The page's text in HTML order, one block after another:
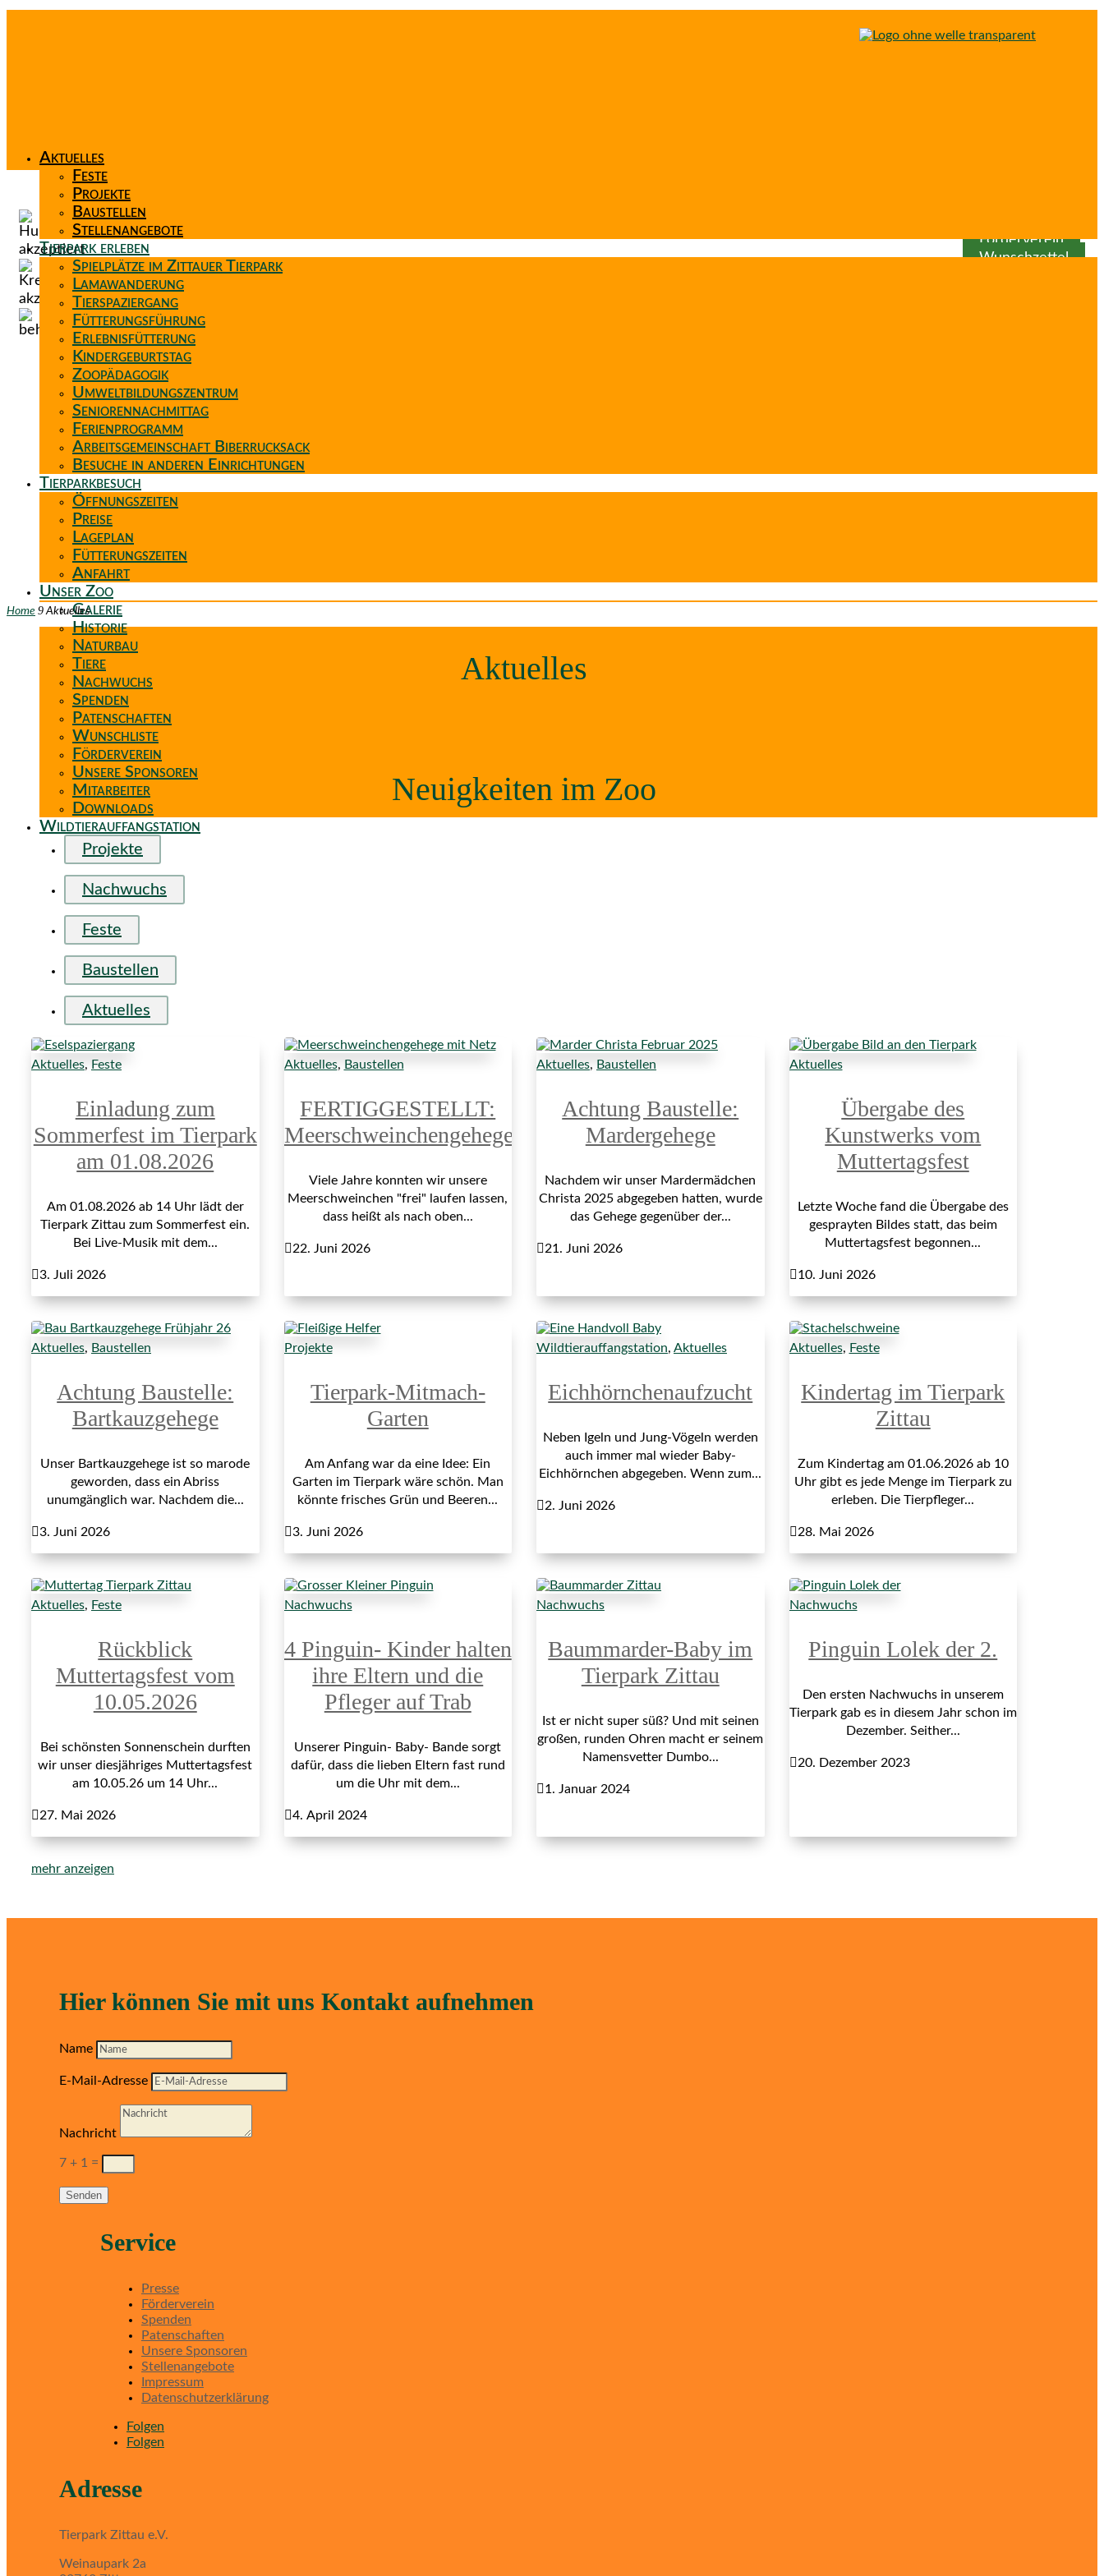
Aktuelles
Feste
Projekte
Baustellen
Stellenangebote
Tierpark erleben
Spielplätze im Zittauer Tierpark
Lamawanderung
Tierspaziergang
Fütterungsführung
Erlebnisfütterung
Kindergeburtstag
Zoopädagogik
Umweltbildungszentrum
Seniorennachmittag
Ferienprogramm
Arbeitsgemeinschaft Biberrucksack
Besuche in anderen Einrichtungen
Tierparkbesuch
Öffnungszeiten
Preise
Lageplan
Fütterungszeiten
Anfahrt
Unser Zoo
Galerie
Historie
Naturbau
Tiere
Nachwuchs
Spenden
Patenschaften
Wunschliste
Förderverein
Unsere Sponsoren
Mitarbeiter
Downloads
Wildtierauffangstation
Förderverein
Wunschzettel
Home 9 Aktuelles
Aktuelles
Neuigkeiten im Zoo
Projekte
Nachwuchs
Feste
Baustellen
Aktuelles
Aktuelles, Feste
Einladung zum
Sommerfest im Tierpark
am 01.08.2026
Am 01.08.2026 ab 14 Uhr lädt der
Tierpark Zittau zum Sommerfest ein.
Bei Live-Musik mit dem...
3. Juli 2026
Aktuelles, Baustellen
FERTIGGESTELLT:
Meerschweinchengehege
Viele Jahre konnten wir unsere
Meerschweinchen "frei" laufen lassen,
dass heißt als nach oben...
22. Juni 2026
Aktuelles, Baustellen
Achtung Baustelle:
Mardergehege
Nachdem wir unser Mardermädchen
Christa 2025 abgegeben hatten, wurde
das Gehege gegenüber der...
21. Juni 2026
Aktuelles
Übergabe des
Kunstwerks vom
Muttertagsfest
Letzte Woche fand die Übergabe des
gesprayten Bildes statt, das beim
Muttertagsfest begonnen...
10. Juni 2026
Aktuelles, Baustellen
Achtung Baustelle:
Bartkauzgehege
Unser Bartkauzgehege ist so marode
geworden, dass ein Abriss
unumgänglich war. Nachdem die...
3. Juni 2026
Projekte
Tierpark-Mitmach-
Garten
Am Anfang war da eine Idee: Ein
Garten im Tierpark wäre schön. Man
könnte frisches Grün und Beeren...
3. Juni 2026
Wildtierauffangstation, Aktuelles
Eichhörnchenaufzucht
Neben Igeln und Jung-Vögeln werden
auch immer mal wieder Baby-
Eichhörnchen abgegeben. Wenn zum...
2. Juni 2026
Aktuelles, Feste
Kindertag im Tierpark
Zittau
Zum Kindertag am 01.06.2026 ab 10
Uhr gibt es jede Menge im Tierpark zu
erleben. Die Tierpfleger...
28. Mai 2026
Aktuelles, Feste
Rückblick
Muttertagsfest vom
10.05.2026
Bei schönsten Sonnenschein durften
wir unser diesjähriges Muttertagsfest
am 10.05.26 um 14 Uhr...
27. Mai 2026
Nachwuchs
4 Pinguin- Kinder halten
ihre Eltern und die
Pfleger auf Trab
Unserer Pinguin- Baby- Bande sorgt
dafür, dass die lieben Eltern fast rund
um die Uhr mit dem...
4. April 2024
Nachwuchs
Baummarder-Baby im
Tierpark Zittau
Ist er nicht super süß? Und mit seinen
großen, runden Ohren macht er seinem
Namensvetter Dumbo...
1. Januar 2024
Nachwuchs
Pinguin Lolek der 2.
Den ersten Nachwuchs in unserem
Tierpark gab es in diesem Jahr schon im
Dezember. Seither...
20. Dezember 2023
mehr anzeigen
Hier können Sie mit uns Kontakt aufnehmen
Name
E-Mail-Adresse
Nachricht
7 + 1 =
Senden
Service
Presse
Förderverein
Spenden
Patenschaften
Unsere Sponsoren
Stellenangebote
Impressum
Datenschutzerklärung
Folgen
Folgen
Adresse
Tierpark Zittau e.V.
Weinaupark 2a